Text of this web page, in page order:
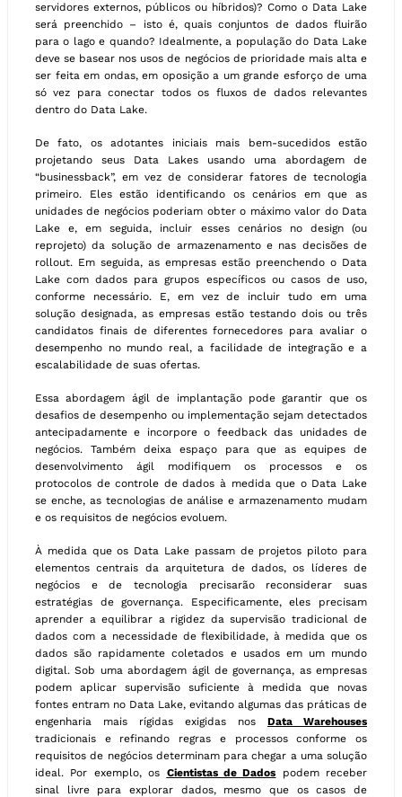
servidores externos, públicos ou híbridos)? Como o Data Lake
será preenchido – isto é, quais conjuntos de dados fluirão
para o lago e quando? Idealmente, a população do Data Lake
deve se basear nos usos de negócios de prioridade mais alta e
ser feita em ondas, em oposição a um grande esforço de uma
só vez para conectar todos os fluxos de dados relevantes
dentro do Data Lake.
De fato, os adotantes iniciais mais bem-sucedidos estão
projetando seus Data Lakes usando uma abordagem de
“businessback”, em vez de considerar fatores de tecnologia
primeiro. Eles estão identificando os cenários em que as
unidades de negócios poderiam obter o máximo valor do Data
Lake e, em seguida, incluir esses cenários no design (ou
reprojeto) da solução de armazenamento e nas decisões de
rollout. Em seguida, as empresas estão preenchendo o Data
Lake com dados para grupos específicos ou casos de uso,
conforme necessário. E, em vez de incluir tudo em uma
solução designada, as empresas estão testando dois ou três
candidatos finais de diferentes fornecedores para avaliar o
desempenho no mundo real, a facilidade de integração e a
escalabilidade de suas ofertas.
Essa abordagem ágil de implantação pode garantir que os
desafios de desempenho ou implementação sejam detectados
antecipadamente e incorpore o feedback das unidades de
negócios. Também deixa espaço para que as equipes de
desenvolvimento ágil modifiquem os processos e os
protocolos de controle de dados à medida que o Data Lake
se enche, as tecnologias de análise e armazenamento mudam
e os requisitos de negócios evoluem.
À medida que os Data Lake passam de projetos piloto para
elementos centrais da arquitetura de dados, os líderes de
negócios e de tecnologia precisarão reconsiderar suas
estratégias de governança. Especificamente, eles precisam
aprender a equilibrar a rigidez da supervisão tradicional de
dados com a necessidade de flexibilidade, à medida que os
dados são rapidamente coletados e usados ​​em um mundo
digital. Sob uma abordagem ágil de governança, as empresas
podem aplicar supervisão suficiente à medida que novas
fontes entram no Data Lake, evitando algumas das práticas de
engenharia mais rígidas exigidas nos Data Warehouses
tradicionais e refinando regras e processos conforme os
requisitos de negócios determinam para chegar a uma solução
ideal. Por exemplo, os Cientistas de Dados podem receber
sinal livre para explorar dados, mesmo que os casos de